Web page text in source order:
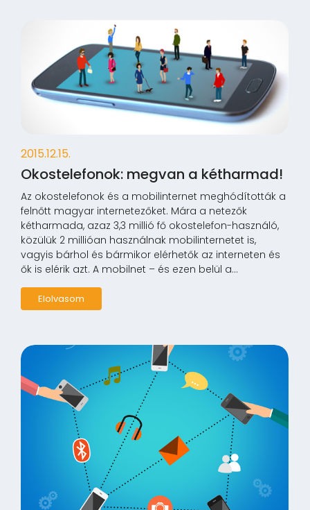
2015.12.15.
Okostelefonok: megvan a kétharmad!
Az okostelefonok és a mobilinternet meghódították a
felnőtt magyar internetezőket. Mára a netezők
kétharmada, azaz 3,3 millió fő okostelefon-használó,
közülük 2 millióan használnak mobilinternetet is,
vagyis bárhol és bármikor elérhetők az interneten és
ők is elérik azt. A mobilnet – és ezen belül a...
Elolvasom